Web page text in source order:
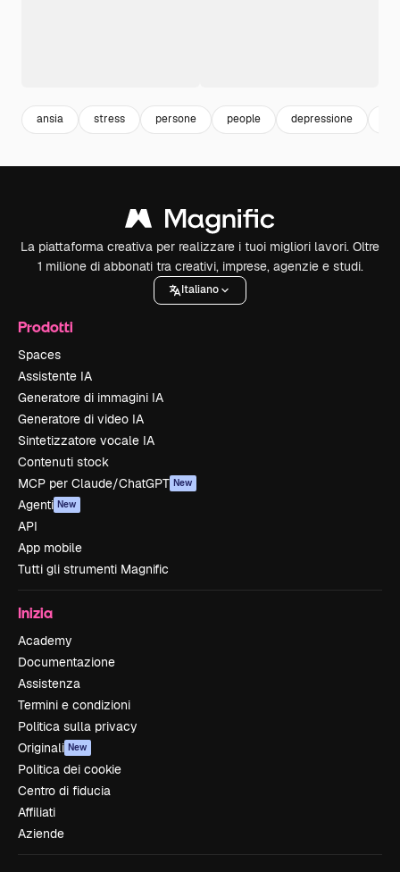
ansia stress persone people depressione
La piattaforma creativa per realizzare i tuoi migliori lavori. Oltre
1 milione di abbonati tra creativi, imprese, agenzie e studi.
Italiano
Prodotti
Spaces
Assistente IA
Generatore di immagini IA
Generatore di video IA
Sintetizzatore vocale IA
Contenuti stock
MCP per Claude/ChatGPT New
Agenti New
API
App mobile
Tutti gli strumenti Magnific
Inizia
Academy
Documentazione
Assistenza
Termini e condizioni
Politica sulla privacy
Originali New
Politica dei cookie
Centro di fiducia
Affiliati
Aziende